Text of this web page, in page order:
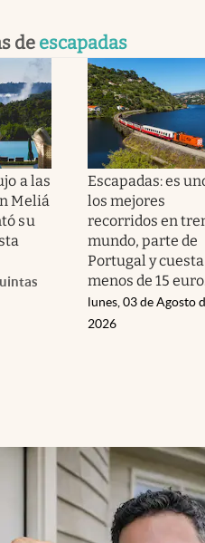
de escapadas
a las
Meliá
su
Escapadas: es
los mejores
recorridos en
mundo, parte de
Portugal y cuesta
menos de 15
lunes, 03 de Agosto
2026